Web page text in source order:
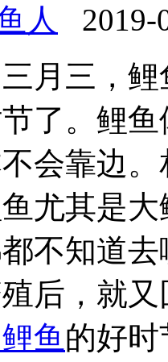
人
2019-
月三，
了。鲤
会靠边
尤其是
不知道
后，就
鱼 的好